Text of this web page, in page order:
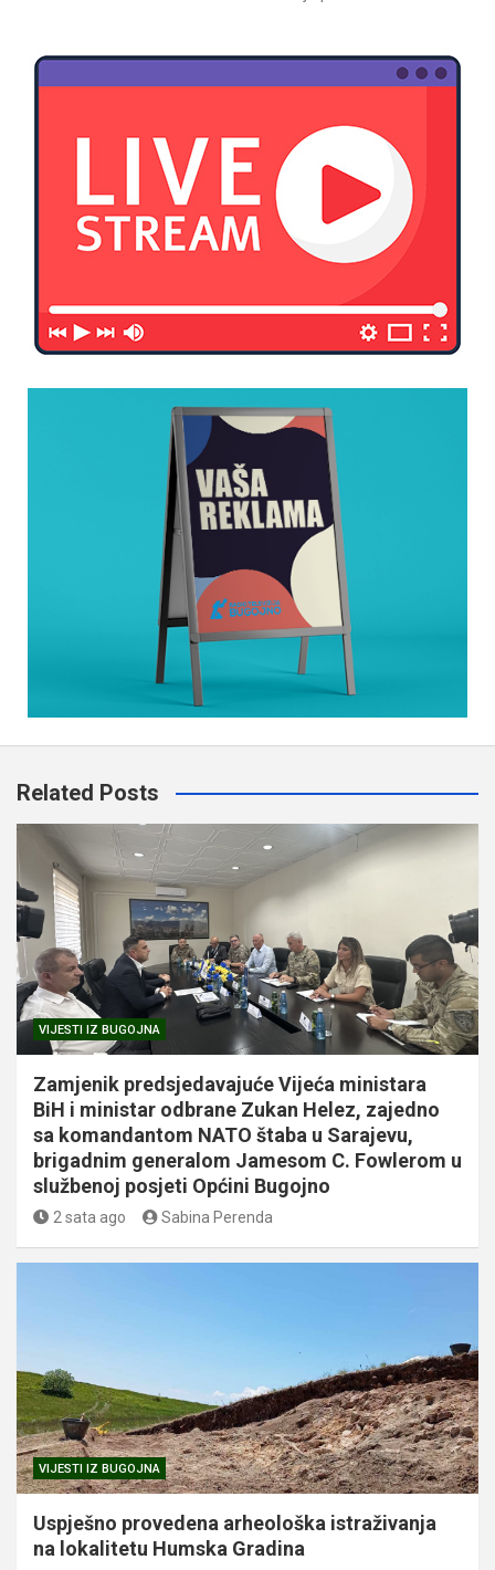
Related Posts
VIJESTI IZ BUGOJNA
Zamjenik predsjedavajuće Vijeća ministara
BiH i ministar odbrane Zukan Helez, zajedno
sa komandantom NATO štaba u Sarajevu,
brigadnim generalom Jamesom C. Fowlerom u
službenoj posjeti Općini Bugojno
2 sata ago Sabina Perenda
VIJESTI IZ BUGOJNA
Uspješno provedena arheološka istraživanja
na lokalitetu Humska Gradina